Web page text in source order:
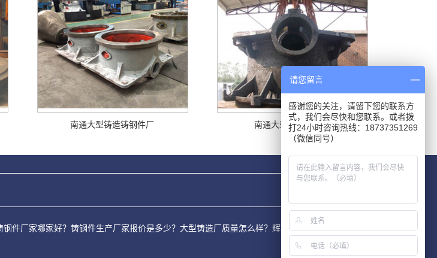
南通大型铸造铸钢件厂 南通大型铸钢件厂家
件厂家哪家好？铸钢件生产厂家报价是多少？大型铸造厂质量怎么样？辉县市腾飞机械制造有限公司承
请您留言
感谢您的关注，请留下您的联系方
式，我们会尽快和您联系。或者拨
打24小时咨询热线：18737351269
（微信同号）